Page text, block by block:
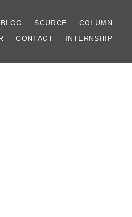
BLOG SOURCE
COLUMN
CONTACT INTERNSHIP